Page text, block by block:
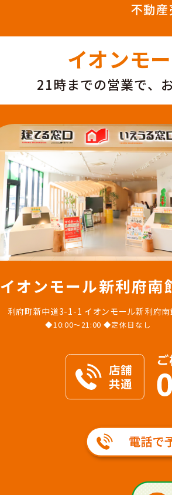
不動
イオンモ
21時までの営業で、
イオンモール新利府南
利府町新中道3-1-1 イオンモール新利府南
◆10:00〜21:00 ◆定休日なし